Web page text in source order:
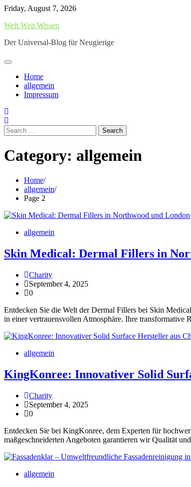
Skip
content
Friday, August 7, 2026
Welt Weit Wissen
Der Universal-Blog für Neugierige
Home
allgemein
Impressum
Search
for:
Category: allgemein
Home
allgemein
Page 2
allgemein
Skin Medical: Dermal Fillers in
Charity
September 4, 2025
0
Entdecken Sie die Welt der Dermal Fillers bei Skin
in einer vertrauensvollen Atmosphäre. Ihre transformative
allgemein
KingKonree: Innovativer Solid
Charity
September 4, 2025
0
Entdecken Sie bei KingKonree, dem Experten für
maßgeschneiderten Angeboten garantieren wir Qualität
allgemein